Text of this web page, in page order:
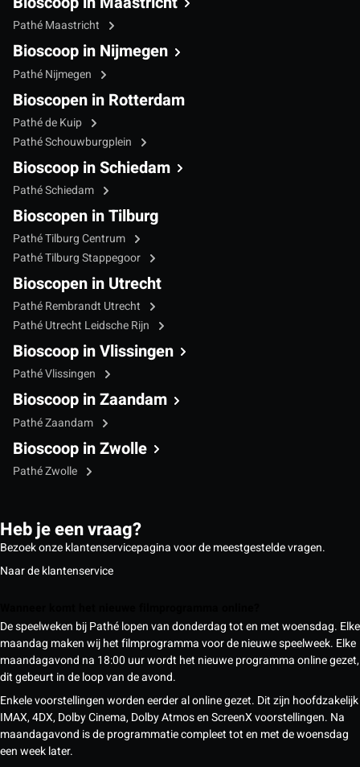
Pathé Maastricht
Bioscoop in Nijmegen
Pathé Nijmegen
Bioscopen in Rotterdam
Pathé de Kuip
Pathé Schouwburgplein
Bioscoop in Schiedam
Pathé Schiedam
Bioscopen in Tilburg
Pathé Tilburg Centrum
Pathé Tilburg Stappegoor
Bioscopen in Utrecht
Pathé Rembrandt Utrecht
Pathé Utrecht Leidsche Rijn
Bioscoop in Vlissingen
Pathé Vlissingen
Bioscoop in Zaandam
Pathé Zaandam
Bioscoop in Zwolle
Pathé Zwolle
Heb je een vraag?
Bezoek onze klantenservicepagina voor de meestgestelde vragen.
Naar de klantenservice
De speelweken bij Pathé lopen van donderdag tot en met woensdag. Elke
maandag maken wij het filmprogramma voor de nieuwe speelweek. Elke
maandagavond na 18:00 uur wordt het nieuwe programma online gezet,
dit gebeurt in de loop van de avond.
Enkele voorstellingen worden eerder al online gezet. Dit zijn hoofdzakelijk
IMAX, 4DX, Dolby Cinema, Dolby Atmos en ScreenX voorstellingen. Na
maandagavond is de programmatie compleet tot en met de woensdag
een week later.